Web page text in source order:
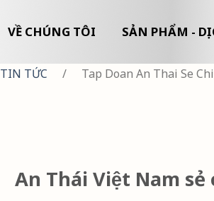
VỀ CHÚNG TÔI SẢN PHẨM -
TIN TỨC / Tap Doan An Thai Se
An Thái Việt Nam